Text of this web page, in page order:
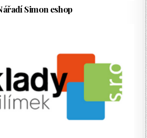
Simon eshop